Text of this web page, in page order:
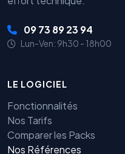
09 73 89 23 94
Lun-Ven: 9h30 - 18h00
LE LOGICIEL
Fonctionnalités
Nos Tarifs
Comparer les Packs
Nos Références